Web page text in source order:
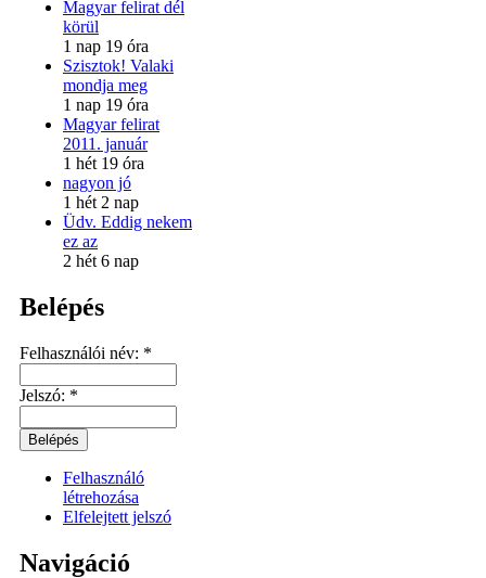
Magyar felirat dél
körül
1 nap 19 óra
Szisztok! Valaki
mondja meg
1 nap 19 óra
Magyar felirat
2011. január
1 hét 19 óra
nagyon jó
1 hét 2 nap
Üdv. Eddig nekem
ez az
2 hét 6 nap
Belépés
Felhasználói név: *
Jelszó: *
Felhasználó
létrehozása
Elfelejtett jelszó
Navigáció